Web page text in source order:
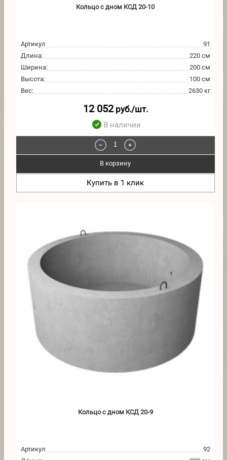
Кольцо с дном КСД 20-10
Артикул
91
Длина:
220 см
Ширина:
200 см
Высота:
100 см
Вес: 2630 кг
12 052руб./шт.
В наличии
− +
В корзину
Купить в 1 клик
Кольцо с дном КСД 20-9
Артикул
92